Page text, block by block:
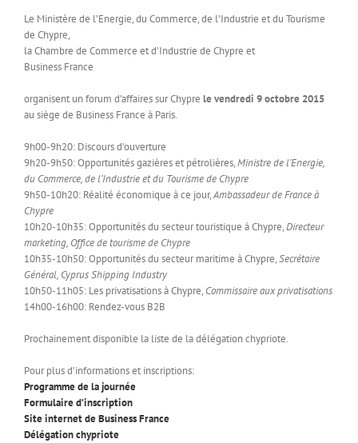
Le Ministère de l’Energie, du Commerce, de l’Industrie et du Tourisme
de Chypre,
la Chambre de Commerce et d’Industrie de Chypre et
Business France
organisent un forum d’affaires sur Chypre le vendredi 9 octobre 2015
au siège de Business France à Paris.
9h00-9h20: Discours d’ouverture
9h20-9h50: Opportunités gazières et pétrolières,Ministre de l’Energie,
du Commerce, de l’Industrie et du Tourisme de Chypre
9h50-10h20: Réalité économique à ce jour,Ambassadeur de France à
Chypre
10h20-10h35: Opportunités du secteur touristique à Chypre,Directeur
marketing, Office de tourisme de Chypre
10h35-10h50: Opportunités du secteur maritime à Chypre,Secrétaire
Général, Cyprus Shipping Industry
10h50-11h05: Les privatisations à Chypre, Commissaire aux privatisations
14h00-16h00: Rendez-vous B2B
Prochainement disponible la liste de la délégation chypriote.
Pour plus d’informations et inscriptions:
Programme de la journée
Formulaire d’inscription
Site internet de Business France
Délégation chypriote